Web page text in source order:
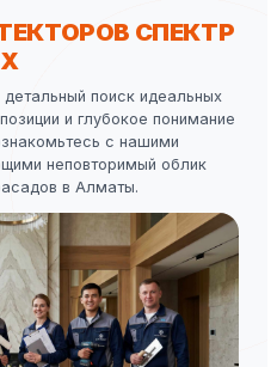
СПЕКТР
X
поиск идеальных
и глубокое понимание
с нашими
неповторимый облик
в Алматы.